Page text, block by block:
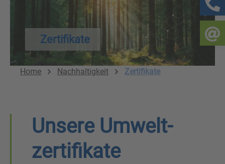
Zertifikate
Home Nachhaltigkeit Zertifikate
Unsere Umwelt­
zertifikate